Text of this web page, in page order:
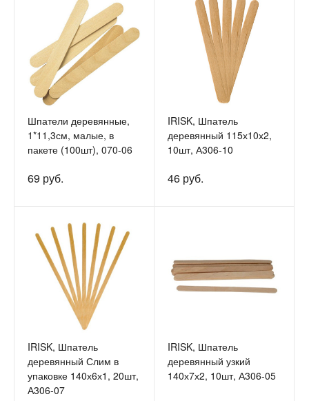
Шпатели деревянные,
1*11,3см, малые, в
пакете (100шт), 070-06
69 руб.
IRISK, Шпатель
деревянный 115х10х2,
10шт, А306-10
46 руб.
IRISK, Шпатель
деревянный Слим в
упаковке 140х6х1, 20шт,
А306-07
IRISK, Шпатель
деревянный узкий
140х7х2, 10шт, А306-05